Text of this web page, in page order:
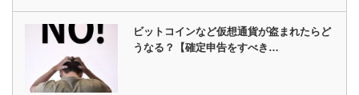
ビットコインなど仮想通貨が盗まれたらど
うなる？【確定申告をすべき…